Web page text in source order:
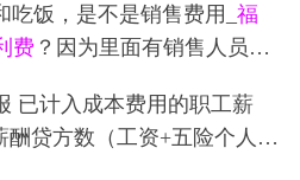
饭，是不是销售费用_ 福
费？因为里面有销售人员和
酬贷方数（工资+五险个人和